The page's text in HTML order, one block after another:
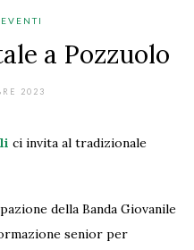
a Pozzuolo
2023
ci invita al tradizionale
della Banda Giovanile
senior per